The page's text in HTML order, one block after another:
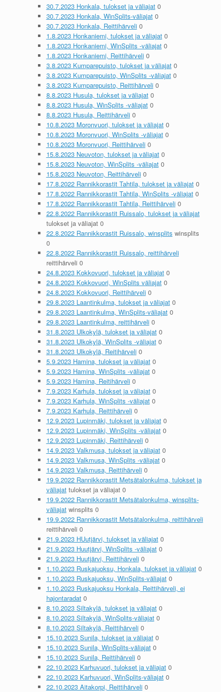
30.7.2023 Honkala, tulokset ja väliajat0
30.7.2023 Honkala, WinSplits-väliajat0
30.7.2023 Honkala, Reittihärveli0
1.8.2023 Honkaniemi, tulokset ja väliajat0
1.8.2023 Honkaniemi, WinSplits -väliajat0
1.8.2023 Honkaniemi, Reittihärveli0
3.8.2023 Kumparepuisto, tulokset ja väliajat0
3.8.2023 Kumparepuisto, WinSplits -väliajat0
3.8.2023 Kumparepuisto, Reittihärveli0
8.8.2023 Husula, tulokset ja väliajat0
8.8.2023 Husula, WinSplits -väliajat0
8.8.2023 Husula, Reittihärveli0
10.8.2023 Moronvuori, tulokset ja väliajat0
10.8.2023 Moronvuori, WinSplits -väliajat0
10.8.2023 Moronvuori, Reittihärveli0
15.8.2023 Neuvoton, tulokset ja väliajat0
15.8.2023 Neuvoton, WinSplits -väliajat0
15.8.2023 Neuvoton, Reittihärveli0
17.8.2022 Rannikkorastit Tahtila, tulokset ja väliajat0
17.8.2022 Rannikkorastit Tahtila, WinSplits -väliajat0
17.8.2022 Rannikkorastit Tahtila, Reittihärveli0
22.8.2022 Rannikkorastit Ruissalo, tulokset ja väliajat
tulokset ja väliajat 0
22.8.2022 Rannikkorastit Ruissalo, winsplits winsplits
0
22.8.2022 Rannikkorastit Ruissalo, reittihärveli
reittihärveli 0
24.8.2023 Kokkovuori, tulokset ja väliajat0
24.8.2023 Kokkovuori, WinSplits väliajat0
24.8.2023 Kokkovuori, Reittihärveli0
29.8.2023 Laantinkulma, tulokset ja väliajat0
29.8.2023 Laantinkulma, WinSplits-väliajat0
29.8.2023 Laantinkulma, reittihärveli0
31.8.2023 Ulkokylä, tulokset ja väliajat0
31.8.2023 Ulkokylä, WinSplits -väliajat0
31.8.2023 Ulkokylä, Reitihärveli0
5.9.2023 Hamina, tulokset ja väliajat0
5.9.2023 Hamina, WinSplits -väliajat0
5.9.2023 Hamina, Reitihärveli0
7.9.2023 Karhula, tulokset ja väliajat0
7.9.2023 Karhula, WinSplits -väliajat0
7.9.2023 Karhula, Reittihärveli0
12.9.2023 Lupinmäki, tulokset ja väliajat0
12.9.2023 Lupinmäki, WinSplits -väliajat0
12.9.2023 Lupinmäki, Reittihärveli0
14.9.2023 Valkmusa, tulokset ja väliajat0
14.9.2023 Valkmusa, WinSplits -väliajat0
14.9.2023 Valkmusa, Reittihärveli0
19.9.2022 Rannikkorastit Metsätalonkulma, tulokset ja
väliajattulokset ja väliajat 0
19.9.2022 Rannikkorastit Metsätalonkulma, winsplits-
väliajatwinsplits 0
19.9.2022 Rannikkorastit Metsätalonkulma, reittihärveli
reittihärveli 0
21.9.2023 HUutjärvi, tulokset ja väliajat0
21.9.2023 Huutjärvi, WinSplits -väliajat0
21.9.2023 Huutjärvi, Reittihärveli0
1.10.2023 Ruskajuoksu, Honkala, tulokset ja väliajat0
1.10.2023 Ruskajuoksu, WinSplits-väliajat0
1.10.2023 Ruskajuoksu Honkala, Reittihärveli, ei
hajontaradat0
8.10.2023 Siltakylä, tulokset ja väliajat0
8.10.2023 Siltakylä, WinSplits-väliajat0
8.10.2023 Siltakylä, Reittihärveli0
15.10.2023 Sunila, tulokset ja väliajat0
15.10.2023 Sunila, WinSplits-väliajat0
15.10.2023 Sunila, Reittihärveli0
22.10.2023 Karhuvuori, tulokset ja väliajat0
22.10.2023 Karhuvuori, WinSplits-väliajat0
22.10.2023 Aitakorpi, Reittihärveli0